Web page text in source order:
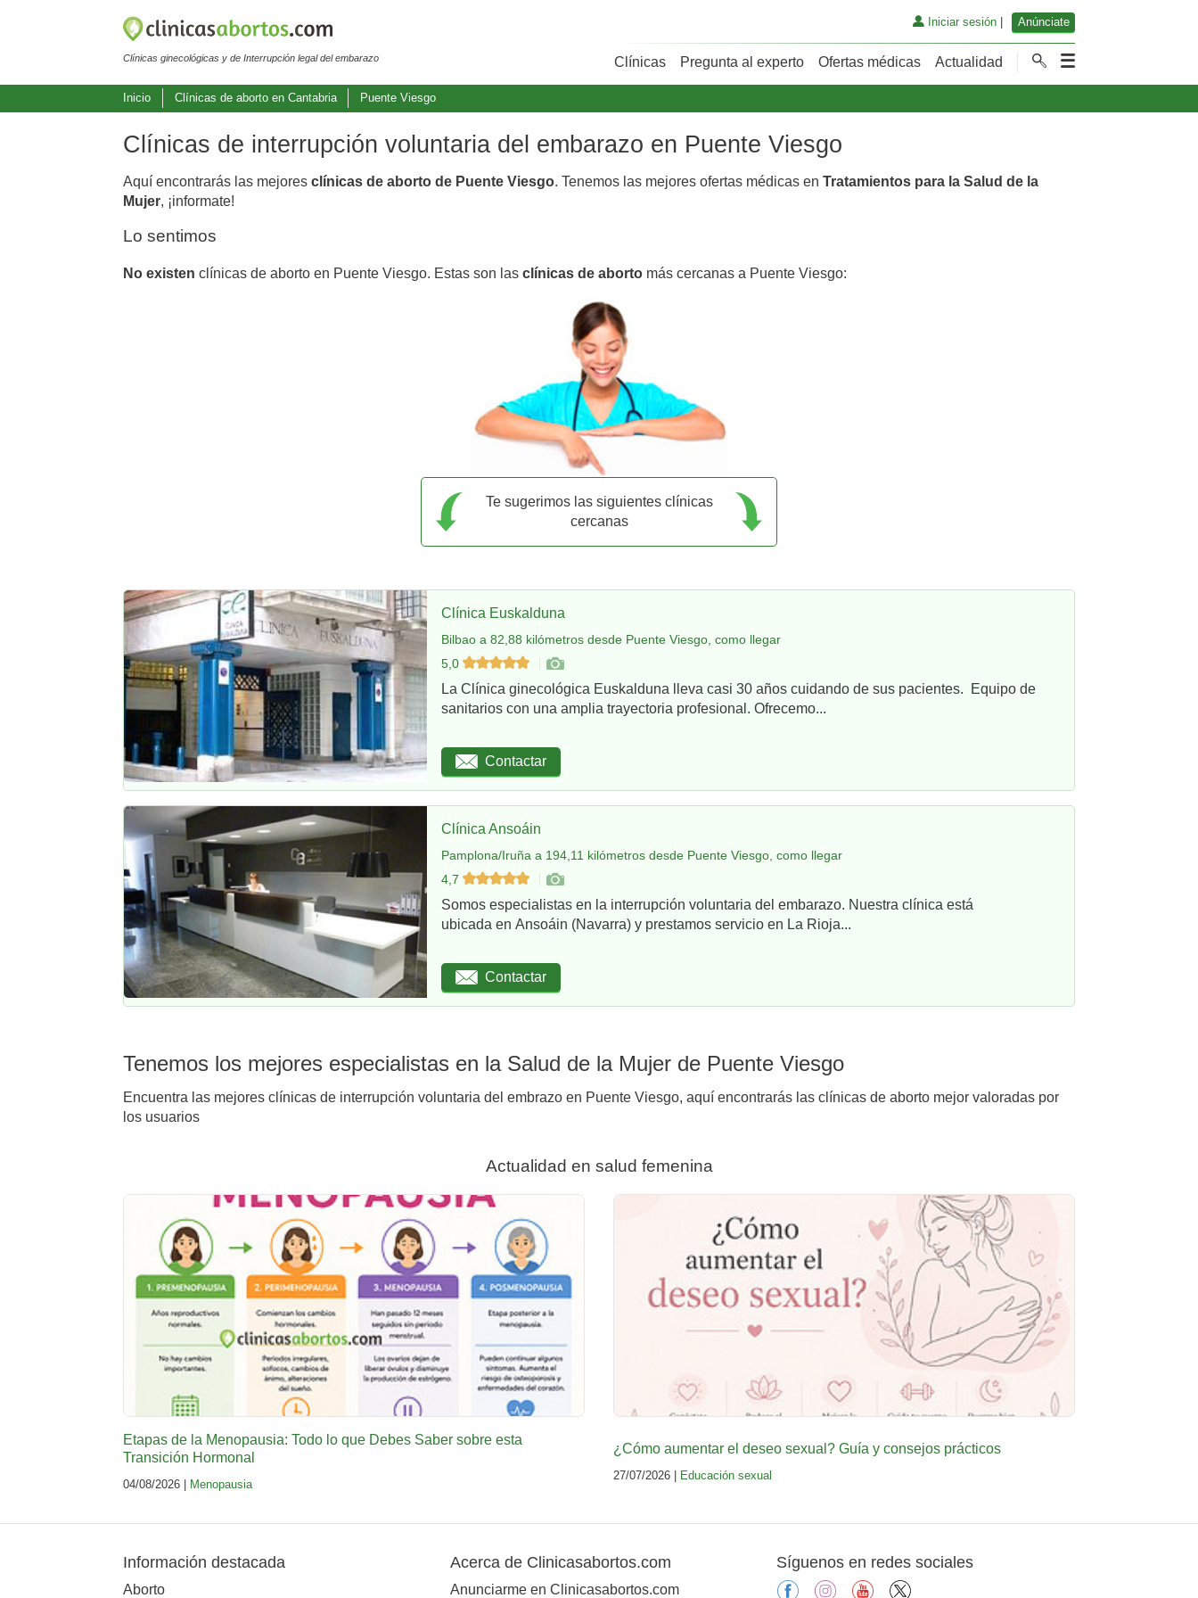
Clínicas ginecológicas y de Interrupción legal del embarazo
Iniciar sesión| Anúnciate
Clínicas Pregunta al experto Ofertas médicas Actualidad
Inicio Clínicas de aborto en Cantabria Puente Viesgo
Clínicas de interrupción voluntaria del embarazo en Puente Viesgo
Aquí encontrarás las mejores clínicas de aborto de Puente Viesgo. Tenemos las mejores ofertas médicas en Tratamientos para la Salud de la
Mujer, ¡informate!
Lo sentimos
No existen clínicas de aborto en Puente Viesgo. Estas son las clínicas de aborto más cercanas a Puente Viesgo:
Te sugerimos las siguientes clínicas
cercanas
Clínica Euskalduna
Bilbao a 82,88 kilómetros desde Puente Viesgo, como llegar
5,0
La Clínica ginecológica Euskalduna lleva casi 30 años cuidando de sus pacientes. Equipo de
sanitarios con una amplia trayectoria profesional. Ofrecemo...
Contactar
Clínica Ansoáin
Pamplona/Iruña a 194,11 kilómetros desde Puente Viesgo, como llegar
4,7
Somos especialistas en la interrupción voluntaria del embarazo. Nuestra clínica está
ubicada en Ansoáin (Navarra) y prestamos servicio en La Rioja...
Contactar
Tenemos los mejores especialistas en la Salud de la Mujer de Puente Viesgo
Encuentra las mejores clínicas de interrupción voluntaria del embrazo en Puente Viesgo, aquí encontrarás las clínicas de aborto mejor valoradas por
los usuarios
Actualidad en salud femenina
Etapas de la Menopausia: Todo lo que Debes Saber sobre esta
Transición Hormonal
04/08/2026 | Menopausia
¿Cómo aumentar el deseo sexual? Guía y consejos prácticos
27/07/2026 | Educación sexual
Información destacada
Aborto
Acerca de Clinicasabortos.com
Anunciarme en Clinicasabortos.com
Síguenos en redes sociales
facebookinstagramyoutube